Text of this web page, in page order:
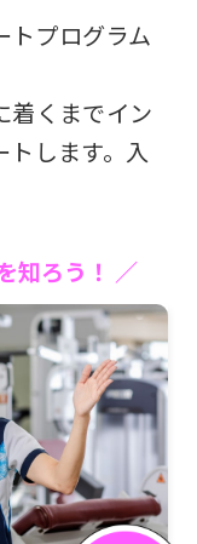
トプログラム
着くまでイン
トします。入
知ろう！ ／